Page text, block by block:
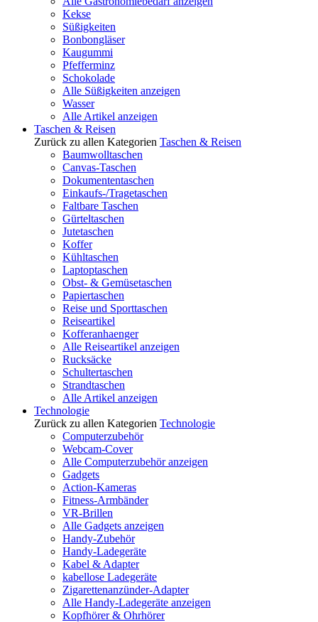
Kekse
Süßigkeiten
Bonbongläser
Kaugummi
Pfefferminz
Schokolade
Alle Süßigkeiten anzeigen
Wasser
Alle Artikel anzeigen
Taschen & Reisen
Zurück zu allen Kategorien Taschen & Reisen
Baumwolltaschen
Canvas-Taschen
Dokumententaschen
Einkaufs-/Tragetaschen
Faltbare Taschen
Gürteltaschen
Jutetaschen
Koffer
Kühltaschen
Laptoptaschen
Obst- & Gemüsetaschen
Papiertaschen
Reise und Sporttaschen
Reiseartikel
Kofferanhaenger
Alle Reiseartikel anzeigen
Rucksäcke
Schultertaschen
Strandtaschen
Alle Artikel anzeigen
Technologie
Zurück zu allen Kategorien Technologie
Computerzubehör
Webcam-Cover
Alle Computerzubehör anzeigen
Gadgets
Action-Kameras
Fitness-Armbänder
VR-Brillen
Alle Gadgets anzeigen
Handy-Zubehör
Handy-Ladegeräte
Kabel & Adapter
kabellose Ladegeräte
Zigarettenanzünder-Adapter
Alle Handy-Ladegeräte anzeigen
Kopfhörer & Ohrhörer